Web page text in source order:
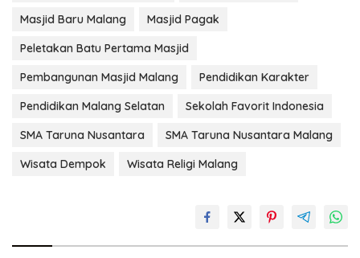
Masjid Baru Malang
Masjid Pagak
Peletakan Batu Pertama Masjid
Pembangunan Masjid Malang
Pendidikan Karakter
Pendidikan Malang Selatan
Sekolah Favorit Indonesia
SMA Taruna Nusantara
SMA Taruna Nusantara Malang
Wisata Dempok
Wisata Religi Malang